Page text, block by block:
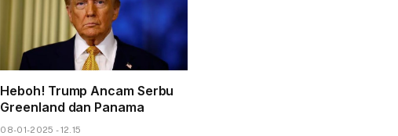
Heboh! Trump Ancam Serbu
Greenland dan Panama
08-01-2025 - 12.15